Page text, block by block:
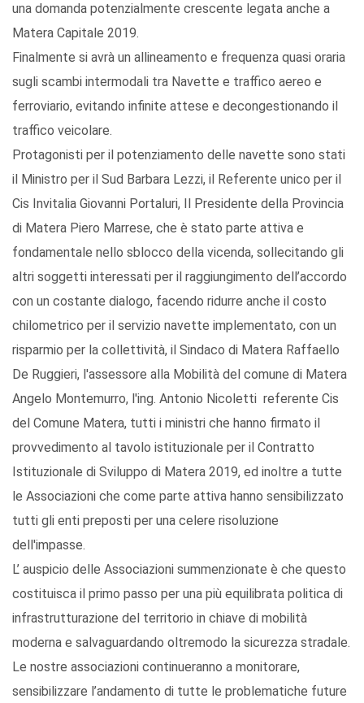
una domanda potenzialmente crescente legata anche a
Matera Capitale 2019.
Finalmente si avrà un allineamento e frequenza quasi oraria
sugli scambi intermodali tra Navette e traffico aereo e
ferroviario, evitando infinite attese e decongestionando il
traffico veicolare.
Protagonisti per il potenziamento delle navette sono stati
il Ministro per il Sud Barbara Lezzi, il Referente unico per il
Cis Invitalia Giovanni Portaluri, Il Presidente della Provincia
di Matera Piero Marrese, che è stato parte attiva e
fondamentale nello sblocco della vicenda, sollecitando gli
altri soggetti interessati per il raggiungimento dell’accordo
con un costante dialogo, facendo ridurre anche il costo
chilometrico per il servizio navette implementato, con un
risparmio per la collettività, il Sindaco di Matera Raffaello
De Ruggieri, l'assessore alla Mobilità del comune di Matera
Angelo Montemurro, l'ing. Antonio Nicoletti referente Cis
del Comune Matera, tutti i ministri che hanno firmato il
provvedimento al tavolo istituzionale per il Contratto
Istituzionale di Sviluppo di Matera 2019, ed inoltre a tutte
le Associazioni che come parte attiva hanno sensibilizzato
tutti gli enti preposti per una celere risoluzione
dell'impasse.
L’ auspicio delle Associazioni summenzionate è che questo
costituisca il primo passo per una più equilibrata politica di
infrastrutturazione del territorio in chiave di mobilità
moderna e salvaguardando oltremodo la sicurezza stradale.
Le nostre associazioni continueranno a monitorare,
sensibilizzare l’andamento di tutte le problematiche future